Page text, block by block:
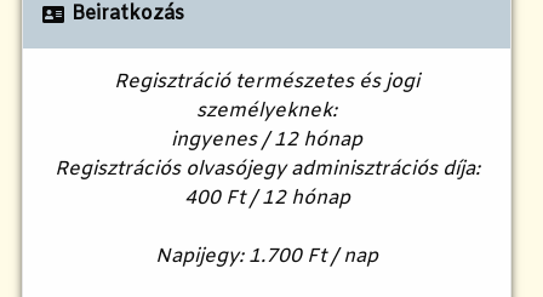
Beiratkozás
Regisztráció természetes és jogi
személyeknek:
ingyenes / 12 hónap
Regisztrációs olvasójegy adminisztrációs díja:
400 Ft / 12 hónap
Napijegy: 1.700 Ft / nap